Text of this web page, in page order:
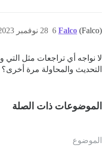
Falco (Falco) 28 نوفمبر 2023، 2:17م 6
لا نواجه أي تراجعات مثل التي
التحديث والمحاولة مرة أخرى؟
الموضوعات ذات الصلة
الموضوع